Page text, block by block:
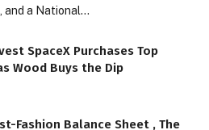
and a National…
SpaceX Purchases Top
Wood Buys the Dip
Fashion Balance Sheet , The